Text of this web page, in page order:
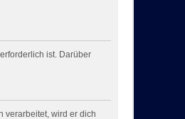
ist. Darüber
verarbeitet, wird er dich